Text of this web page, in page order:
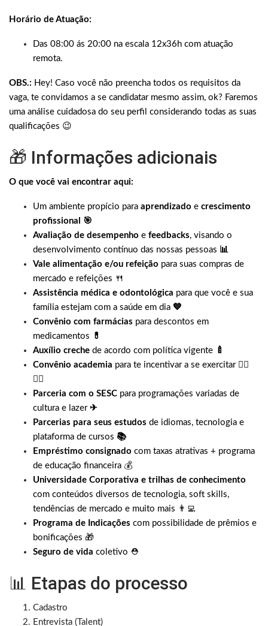
Horário de Atuação:
Das 08:00 ás 20:00 na escala 12x36h com atuação
remota.
OBS.: Hey! Caso você não preencha todos os requisitos da
vaga, te convidamos a se candidatar mesmo assim, ok? Faremos
uma análise cuidadosa do seu perfil considerando todas as suas
qualificações 😉
🎁 Informações adicionais
O que você vai encontrar aqui:
Um ambiente propício para aprendizado e crescimento
profissional 🎯
Avaliação de desempenho e feedbacks, visando o
desenvolvimento contínuo das nossas pessoas 📊
Vale alimentação e/ou refeição para suas compras de
mercado e refeições 🍴
Assistência médica e odontológica para que você e sua
família estejam com a saúde em dia 💙
Convênio com farmácias para descontos em
medicamentos 💊
Auxílio creche de acordo com política vigente 🍼
Convênio academia para te incentivar a se exercitar🤸‍♀️
Parceria com o SESC para programações variadas de
cultura e lazer✈
Parcerias para seus estudos de idiomas, tecnologia e
plataforma de cursos 📚
Empréstimo consignado com taxas atrativas + programa
de educação financeira 💰
Universidade Corporativa e trilhas de conhecimento
com conteúdos diversos de tecnologia, soft skills,
tendências de mercado e muito mais 👨‍💻
Programa de Indicações com possibilidade de prêmios e
bonificações 🎁
Seguro de vida coletivo ⛑
📊 Etapas do processo
Cadastro
Entrevista (Talent)